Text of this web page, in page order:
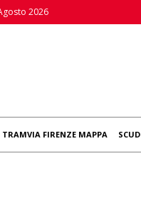
2026
TRAMVIA FIRENZE MAPPA